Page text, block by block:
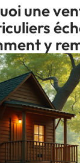
une
y